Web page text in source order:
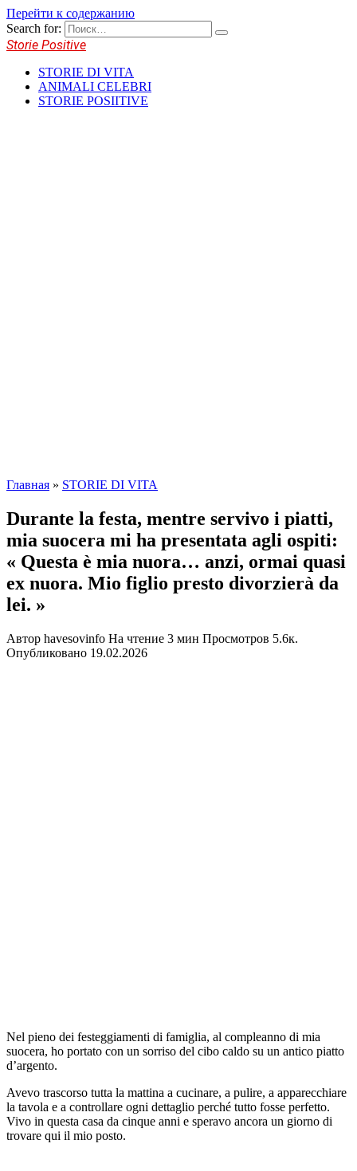
Перейти к содержанию
Search for:
Storie Positive
STORIE DI VITA
ANIMALI CELEBRI
STORIE POSIITIVE
Главная » STORIE DI VITA
Durante la festa, mentre servivo i piatti,
mia suocera mi ha presentata agli ospiti:
« Questa è mia nuora… anzi, ormai quasi
ex nuora. Mio figlio presto divorzierà da
lei. »
Автор havesovinfo На чтение 3 мин Просмотров 5.6к.
Опубликовано 19.02.2026
Nel pieno dei festeggiamenti di famiglia, al compleanno di mia
suocera, ho portato con un sorriso del cibo caldo su un antico piatto
d’argento.
Avevo trascorso tutta la mattina a cucinare, a pulire, a apparecchiare
la tavola e a controllare ogni dettaglio perché tutto fosse perfetto.
Vivo in questa casa da cinque anni e speravo ancora un giorno di
trovare qui il mio posto.